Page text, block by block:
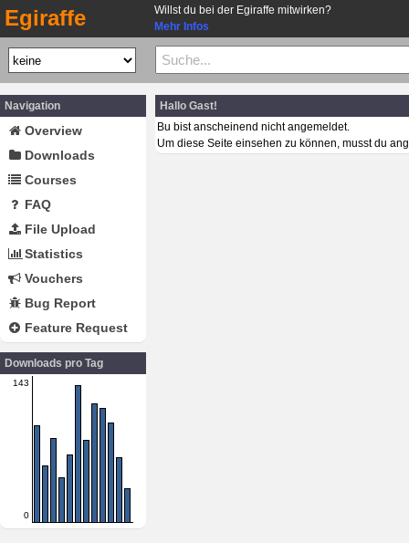
Egiraffe
Willst du bei der Egiraffe mitwirken?
Mehr Infos
Navigation
Overview
Downloads
Courses
FAQ
File Upload
Statistics
Vouchers
Bug Report
Feature Request
Downloads pro Tag
143
0
Hallo Gast!
Bu bist anscheinend nicht angemeldet.
Um diese Seite einsehen zu können, musst du